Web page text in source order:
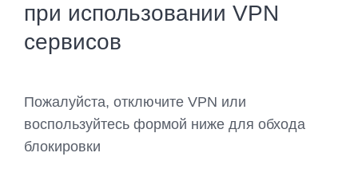
при использовании VPN
сервисов
Пожалуйста, отключите VPN или
воспользуйтесь формой ниже для обхода
блокировки